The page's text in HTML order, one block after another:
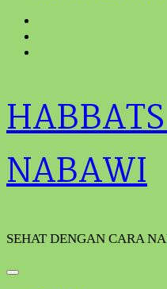
NABAWI
SEHAT DENGAN CARA